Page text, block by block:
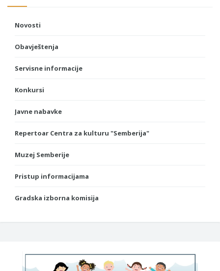
Novosti
Obavještenja
Servisne informacije
Konkursi
Javne nabavke
Repertoar Centra za kulturu "Semberija"
Muzej Semberije
Pristup informacijama
Gradska izborna komisija